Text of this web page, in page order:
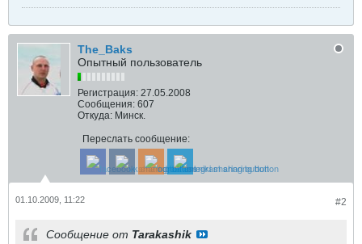
The_Baks
Опытный пользователь
Регистрация: 27.05.2008
Сообщения: 607
Откуда: Минск.
Переслать сообщение:
#2
01.10.2009, 11:22
Сообщение от Tarakashik